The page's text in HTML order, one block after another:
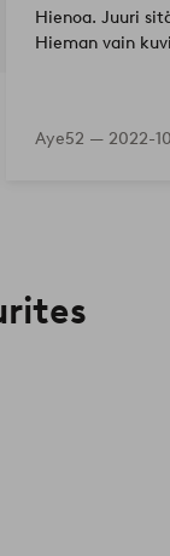
Hienoa. Juuri
Hieman vain
Aye52 — 2022-